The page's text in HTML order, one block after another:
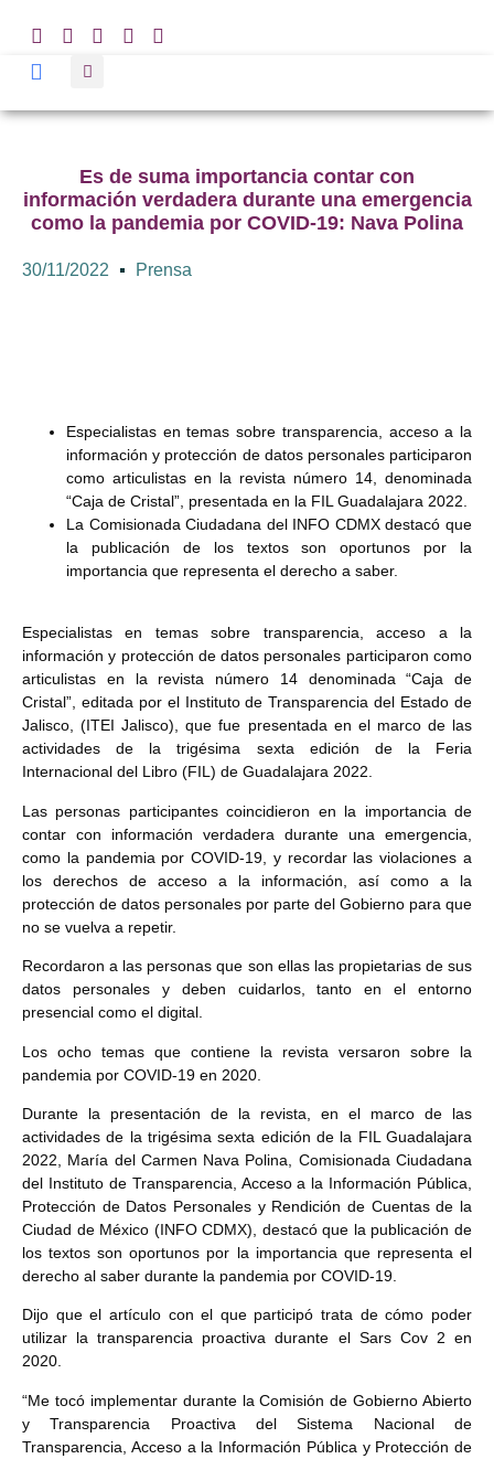
Es de suma importancia contar con
información verdadera durante una emergencia
como la pandemia por COVID-19: Nava Polina
30/11/2022 Prensa
Especialistas en temas sobre transparencia, acceso a la
información y protección de datos personales participaron
como articulistas en la revista número 14, denominada
“Caja de Cristal”, presentada en la FIL Guadalajara 2022.
La Comisionada Ciudadana del INFO CDMX destacó que
la publicación de los textos son oportunos por la
importancia que representa el derecho a saber.
Especialistas en temas sobre transparencia, acceso a la
información y protección de datos personales participaron como
articulistas en la revista número 14 denominada “Caja de
Cristal”, editada por el Instituto de Transparencia del Estado de
Jalisco, (ITEI Jalisco), que fue presentada en el marco de las
actividades de la trigésima sexta edición de la Feria
Internacional del Libro (FIL) de Guadalajara 2022.
Las personas participantes coincidieron en la importancia de
contar con información verdadera durante una emergencia,
como la pandemia por COVID-19, y recordar las violaciones a
los derechos de acceso a la información, así como a la
protección de datos personales por parte del Gobierno para que
no se vuelva a repetir.
Recordaron a las personas que son ellas las propietarias de sus
datos personales y deben cuidarlos, tanto en el entorno
presencial como el digital.
Los ocho temas que contiene la revista versaron sobre la
pandemia por COVID-19 en 2020.
Durante la presentación de la revista, en el marco de las
actividades de la trigésima sexta edición de la FIL Guadalajara
2022, María del Carmen Nava Polina, Comisionada Ciudadana
del Instituto de Transparencia, Acceso a la Información Pública,
Protección de Datos Personales y Rendición de Cuentas de la
Ciudad de México (INFO CDMX), destacó que la publicación de
los textos son oportunos por la importancia que representa el
derecho al saber durante la pandemia por COVID-19.
Dijo que el artículo con el que participó trata de cómo poder
utilizar la transparencia proactiva durante el Sars Cov 2 en
2020.
“Me tocó implementar durante la Comisión de Gobierno Abierto
y Transparencia Proactiva del Sistema Nacional de
Transparencia, Acceso a la Información Pública y Protección de